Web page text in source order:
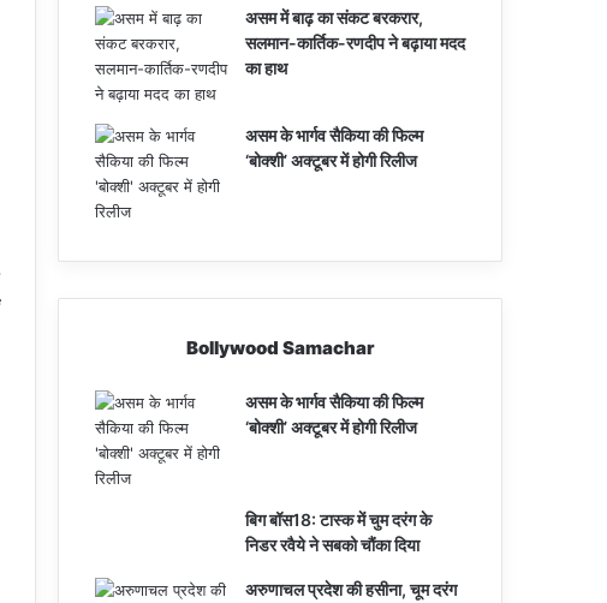
असम में बाढ़ का संकट बरकरार,
सलमान-कार्तिक-रणदीप ने बढ़ाया मदद
का हाथ
असम के भार्गव सैकिया की फिल्म
‘बोक्शी’ अक्टूबर में होगी रिलीज
Bollywood Samachar
असम के भार्गव सैकिया की फिल्म
‘बोक्शी’ अक्टूबर में होगी रिलीज
बिग बॉस18: टास्क में चुम दरंग के
निडर रवैये ने सबको चौंका दिया
अरुणाचल प्रदेश की हसीना, चूम दरंग